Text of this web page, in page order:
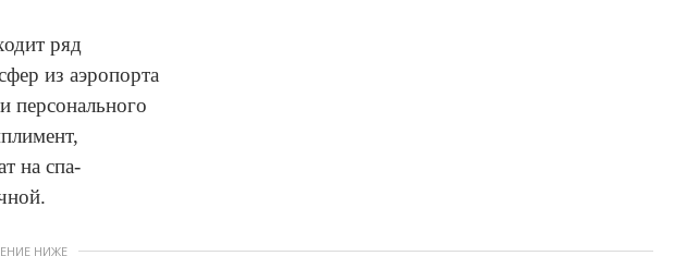
ряд
из аэропорта
персонального
на спа-
НИЖЕ